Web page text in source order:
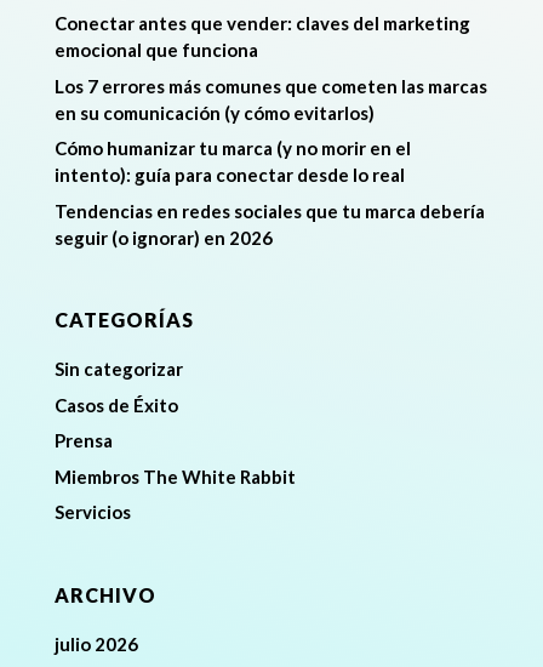
Conectar antes que vender: claves del marketing
emocional que funciona
Los 7 errores más comunes que cometen las marcas
en su comunicación (y cómo evitarlos)
Cómo humanizar tu marca (y no morir en el
intento): guía para conectar desde lo real
Tendencias en redes sociales que tu marca debería
seguir (o ignorar) en 2026
CATEGORÍAS
Sin categorizar
Casos de Éxito
Prensa
Miembros The White Rabbit
Servicios
ARCHIVO
julio 2026